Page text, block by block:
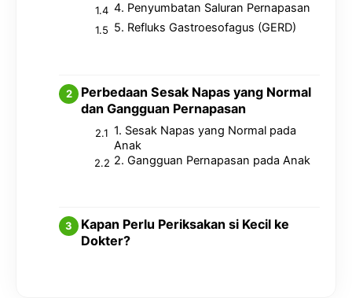
4. Penyumbatan Saluran Pernapasan
5. Refluks Gastroesofagus (GERD)
Perbedaan Sesak Napas yang Normal
dan Gangguan Pernapasan
1. Sesak Napas yang Normal pada
Anak
2. Gangguan Pernapasan pada Anak
Kapan Perlu Periksakan si Kecil ke
Dokter?